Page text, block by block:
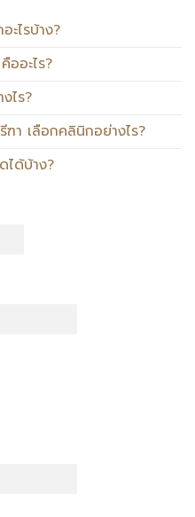
ะไรบ้าง?
อะไร?
ไร?
า เลือกคลินิกอย่างไร?
ได้บ้าง?